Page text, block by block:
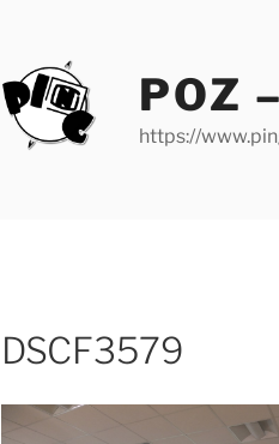
POZ
https://
DSCF3579